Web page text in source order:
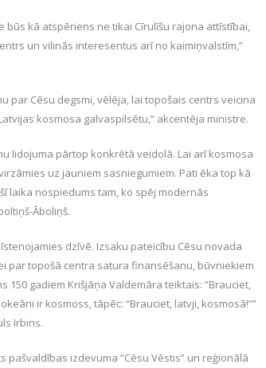
būs kā atspēriens ne tikai Cīrulīšu rajona attīstībai,
un vilinās interesentus arī no kaimiņvalstīm,”
par Cēsu degsmi, vēlēja, lai topošais centrs veicina
kosmosa galvaspilsētu,” akcentēja ministre.
lidojuma pārtop konkrētā veidolā. Lai arī kosmosa
uz jauniem sasniegumiem. Pati ēka top kā
laika nospiedums tam, ko spēj modernās
Āboliņš.
dzīvē. Izsaku pateicību Cēsu novada
par topošā centra satura finansēšanu, būvniekiem
gadiem Krišjāņa Valdemāra teiktais: “Brauciet,
ir kosmoss, tāpēc: “Brauciet, latvji, kosmosā!””
Irbins.
izdevuma “Cēsu Vēstis” un reģionālā